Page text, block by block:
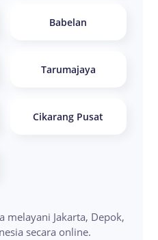
Babelan
Tarumajaya
Cikarang Pusat
melayani Jakarta, Depok,
secara online.